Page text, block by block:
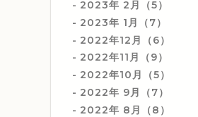
2023年 2月（5）
2023年 1月（7）
2022年12月（6）
2022年11月（9）
2022年10月（5）
2022年 9月（7）
2022年 8月（8）